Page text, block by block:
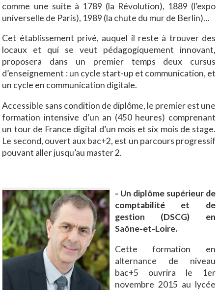
comme une suite à 1789 (la Révolution), 1889 (l’expo
universelle de Paris), 1989 (la chute du mur de Berlin)…
Cet établissement privé, auquel il reste à trouver des
locaux et qui se veut pédagogiquement innovant,
proposera dans un premier temps deux cursus
d’enseignement : un cycle start-up et communication, et
un cycle en communication digitale.
Accessible sans condition de diplôme, le premier est une
formation intensive d’un an (450 heures) comprenant
un tour de France digital d’un mois et six mois de stage.
Le second, ouvert aux bac+2, est un parcours progressif
pouvant aller jusqu’au master 2.
- Un diplôme supérieur de
comptabilité et de
gestion (DSCG) en
Saône-et-Loire.
Cette formation en
alternance de niveau
bac+5 ouvrira le 1er
novembre 2015 au lycée